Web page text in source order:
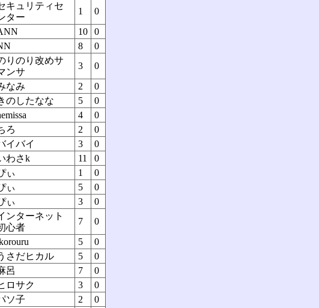
キュリティセ
ター
1
0
10
0
8
0
りのり改めサ
ンサ
3
0
なみ 2
0
のしたなな 5
0
4
0
ろ 2
0
イバイ 3
0
わさk 11
0
ぃ 1
0
ぃ 5
0
ぃ 3
0
ンターネット
心者
7
0
5
0
さだヒカル 5
0
呂 7
0
ロサク 3
0
ソ子 2
0